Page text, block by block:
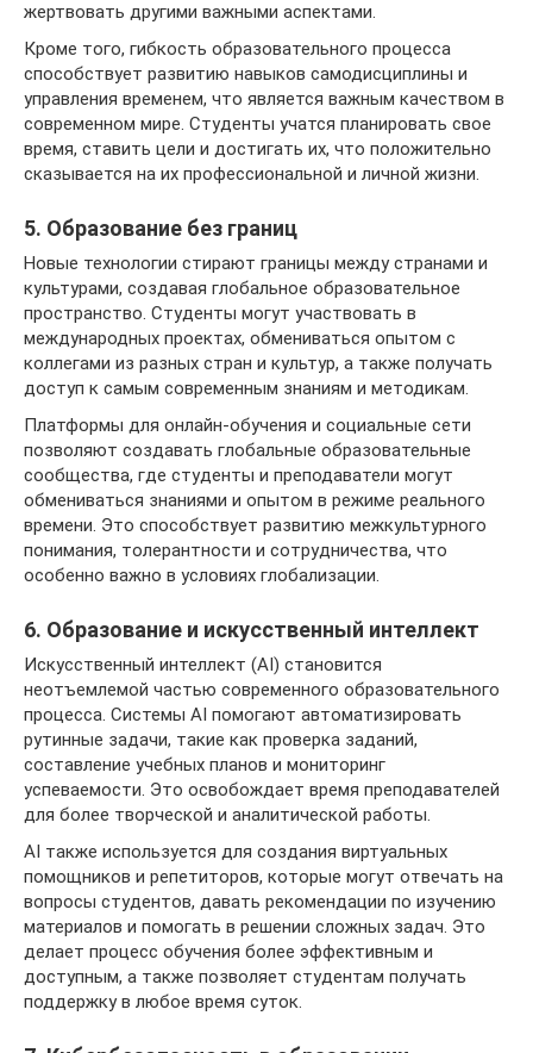
жертвовать другими важными аспектами.
Кроме того, гибкость образовательного процесса
способствует развитию навыков самодисциплины и
управления временем, что является важным качеством в
современном мире. Студенты учатся планировать свое
время, ставить цели и достигать их, что положительно
сказывается на их профессиональной и личной жизни.
5. Образование без границ
Новые технологии стирают границы между странами и
культурами, создавая глобальное образовательное
пространство. Студенты могут участвовать в
международных проектах, обмениваться опытом с
коллегами из разных стран и культур, а также получать
доступ к самым современным знаниям и методикам.
Платформы для онлайн-обучения и социальные сети
позволяют создавать глобальные образовательные
сообщества, где студенты и преподаватели могут
обмениваться знаниями и опытом в режиме реального
времени. Это способствует развитию межкультурного
понимания, толерантности и сотрудничества, что
особенно важно в условиях глобализации.
6. Образование и искусственный интеллект
Искусственный интеллект (AI) становится
неотъемлемой частью современного образовательного
процесса. Системы AI помогают автоматизировать
рутинные задачи, такие как проверка заданий,
составление учебных планов и мониторинг
успеваемости. Это освобождает время преподавателей
для более творческой и аналитической работы.
AI также используется для создания виртуальных
помощников и репетиторов, которые могут отвечать на
вопросы студентов, давать рекомендации по изучению
материалов и помогать в решении сложных задач. Это
делает процесс обучения более эффективным и
доступным, а также позволяет студентам получать
поддержку в любое время суток.